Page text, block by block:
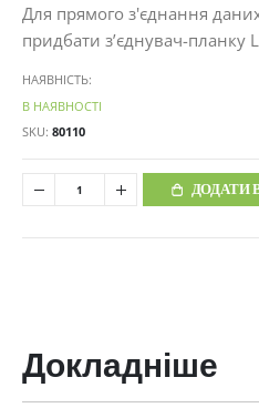
Для прямого з'єднання
придбати з’єднувач-планку
НАЯВНІСТЬ:
В НАЯВНОСТІ
SKU 80110
ДОДАТИ
Докладніше